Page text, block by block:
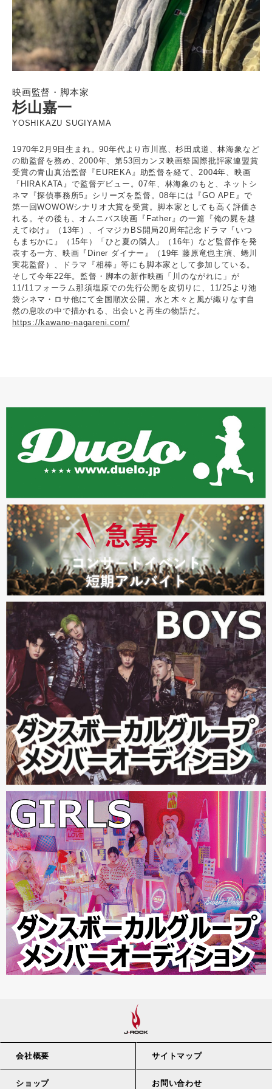
映画監督・脚本家
杉山嘉一
YOSHIKAZU SUGIYAMA
1970年2月9日生まれ。90年代より市川崑、杉田成道、林海象など
の助監督を務め、2000年、第53回カンヌ映画祭国際批評家連盟賞
受賞の青山真治監督『EUREKA』助監督を経て、2004年、映画
『HIRAKATA』で監督デビュー。07年、林海象のもと、ネットシ
ネマ『探偵事務所5』シリーズを監督。08年には『GO APE』で
第一回WOWOWシナリオ大賞を受賞。脚本家としても高く評価さ
れる。その後も、オムニバス映画『Father』の一篇『俺の屍を越
えてゆけ』（13年）、イマジカBS開局20周年記念ドラマ『いつ
もまぢかに』（15年）「ひと夏の隣人」（16年）など監督作を発
表する一方、映画『Diner ダイナー』（19年 藤原竜也主演、蜷川
実花監督）、ドラマ『相棒』等にも脚本家として参加している。
そして今年22年。監督・脚本の新作映画「川のながれに」が
11/11フォーラム那須塩原での先行公開を皮切りに、11/25より池
袋シネマ・ロサ他にて全国順次公開。水と木々と風が織りなす自
然の息吹の中で描かれる、出会いと再生の物語だ。
https://kawano-nagareni.com/
会社概要 サイトマップ
ショップ お問い合わせ